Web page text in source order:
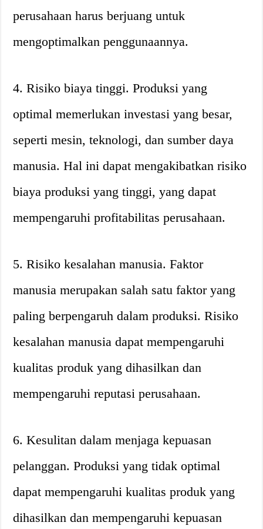
perusahaan harus berjuang untuk
mengoptimalkan penggunaannya.
4. Risiko biaya tinggi. Produksi yang
optimal memerlukan investasi yang besar,
seperti mesin, teknologi, dan sumber daya
manusia. Hal ini dapat mengakibatkan risiko
biaya produksi yang tinggi, yang dapat
mempengaruhi profitabilitas perusahaan.
5. Risiko kesalahan manusia. Faktor
manusia merupakan salah satu faktor yang
paling berpengaruh dalam produksi. Risiko
kesalahan manusia dapat mempengaruhi
kualitas produk yang dihasilkan dan
mempengaruhi reputasi perusahaan.
6. Kesulitan dalam menjaga kepuasan
pelanggan. Produksi yang tidak optimal
dapat mempengaruhi kualitas produk yang
dihasilkan dan mempengaruhi kepuasan